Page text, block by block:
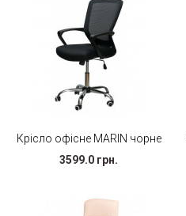
Крісло офісне MARIN чорне
3599.0 грн.